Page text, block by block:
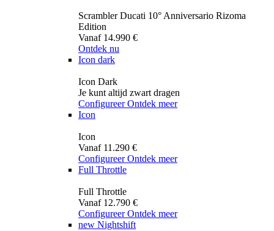
Scrambler Ducati 10° Anniversario Rizoma
Edition
Vanaf 14.990 €
Ontdek nu
Icon dark
Icon Dark
Je kunt altijd zwart dragen
Configureer Ontdek meer
Icon
Icon
Vanaf 11.290 €
Configureer Ontdek meer
Full Throttle
Full Throttle
Vanaf 12.790 €
Configureer Ontdek meer
new Nightshift